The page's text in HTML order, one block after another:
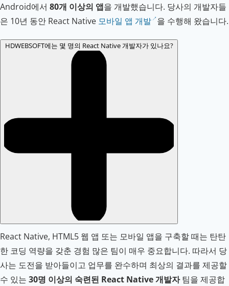
Android에서 80개 이상의 앱을 개발했습니다. 당사의 개발자들
은 10년 동안 React Native 모바일 앱 개발 을 수행해 왔습니다.
HDWEBSOFT에는 몇 명의 React Native 개발자가 있나요?
React Native, HTML5 웹 앱 또는 모바일 앱을 구축할 때는 탄탄
한 코딩 역량을 갖춘 경험 많은 팀이 매우 중요합니다. 따라서 당
사는 도전을 받아들이고 업무를 완수하며 최상의 결과를 제공할
수 있는 30명 이상의 숙련된 React Native 개발자팀을 제공합